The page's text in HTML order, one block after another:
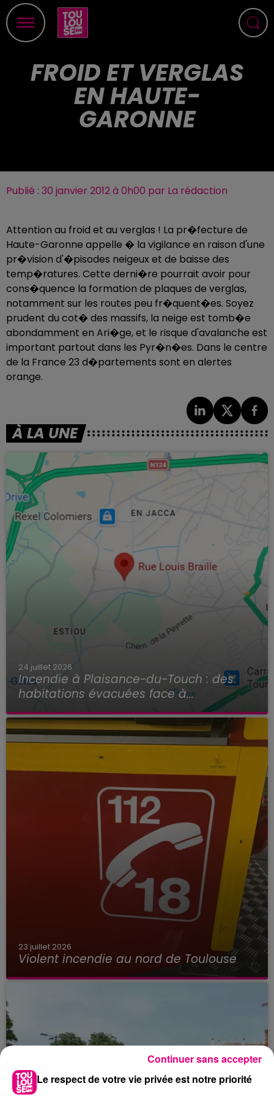
FROID ET VERGLAS
EN HAUTE-
GARONNE
Publié : 30 janvier 2012 à 0h00 par La rédaction
Attention au froid et au verglas ! La pr�fecture de
Haute-Garonne appelle � la vigilance en raison d'une
pr�vision d'�pisodes neigeux et de baisse des
temp�ratures. Cette derni�re pourrait avoir pour
cons�quence la formation de plaques de verglas,
notamment sur les routes peu fr�quent�es. Soyez
prudent du cot� des massifs, la neige est tomb�e
abondamment en Ari�ge, et le risque d'avalanche est
important partout dans les Pyr�n�es. Dans le centre
de la France 23 d�partements sont en alertes
orange.
À LA UNE
24 juillet 2026
Incendie à Plaisance-du-Touch : des
habitations évacuées face à...
23 juillet 2026
Violent incendie au nord de Toulouse
Le respect de votre vie privée est notre priorité
Continuer sans accepter